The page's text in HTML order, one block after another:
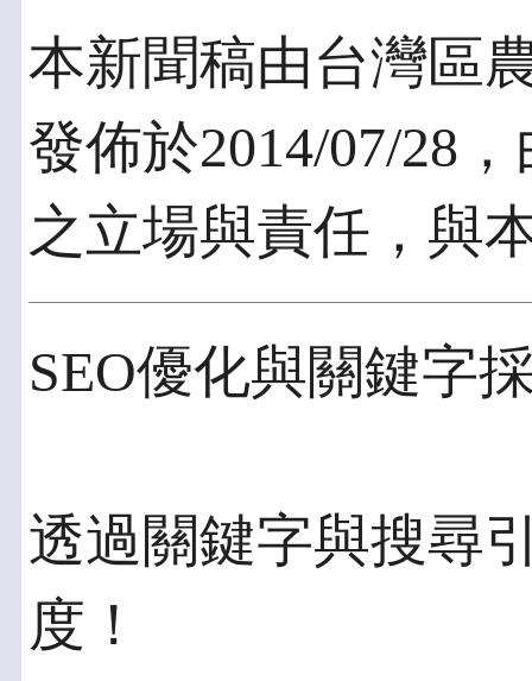
本新聞稿由台灣區
發佈於2014/07/28
之立場與責任，與
SEO優化與關鍵字
透過關鍵字與搜尋
度！